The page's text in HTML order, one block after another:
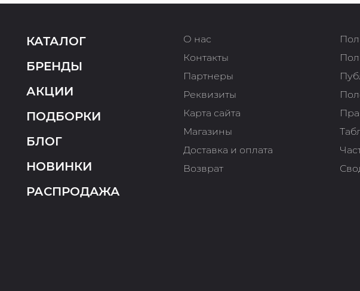
КАТАЛОГ
БРЕНДЫ
АКЦИИ
ПОДБОРКИ
БЛОГ
НОВИНКИ
РАСПРОДАЖА
О нас
Контакты
Партнеры
Реквизиты
Карта сайта
Магазины
Доставка и оплата
Возврат